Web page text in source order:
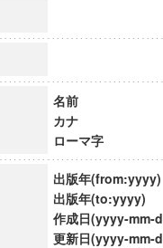
的教育研究拠点
サイエンス」
名前
カナ
ローマ字
出版年(from:yyyy)
出版年(to:yyyy)
作成日(yyyy-mm-
更新日(yyyy-mm-